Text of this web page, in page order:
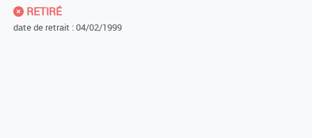
RETIRÉ
date de retrait : 04/02/1999